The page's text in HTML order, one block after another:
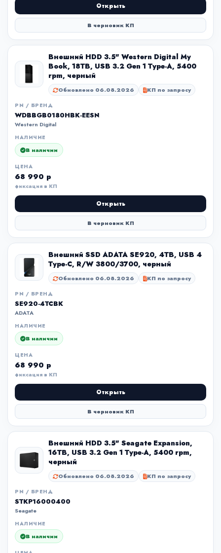
Открыть
В черновик КП
Внешний HDD 3.5" Western Digital My
Book, 18TB, USB 3.2 Gen 1 Type-A, 5400
rpm, черный
Обновлено 06.08.2026 КП по запросу
PN / БРЕНД
WDBBGB0180HBK-EESN
Western Digital
НАЛИЧИЕ
В наличии
ЦЕНА
68 990 р
фиксация в КП
Открыть
В черновик КП
Внешний SSD ADATA SE920, 4TB, USB 4
Type-C, R/W 3800/3700, черный
Обновлено 06.08.2026 КП по запросу
PN / БРЕНД
SE920-4TCBK
ADATA
НАЛИЧИЕ
В наличии
ЦЕНА
68 990 р
фиксация в КП
Открыть
В черновик КП
Внешний HDD 3.5" Seagate Expansion,
16TB, USB 3.2 Gen 1 Type-A, 5400 rpm,
черный
Обновлено 06.08.2026 КП по запросу
PN / БРЕНД
STKP16000400
Seagate
НАЛИЧИЕ
В наличии